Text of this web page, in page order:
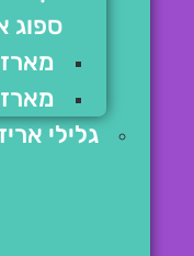
ספוג
גלילי